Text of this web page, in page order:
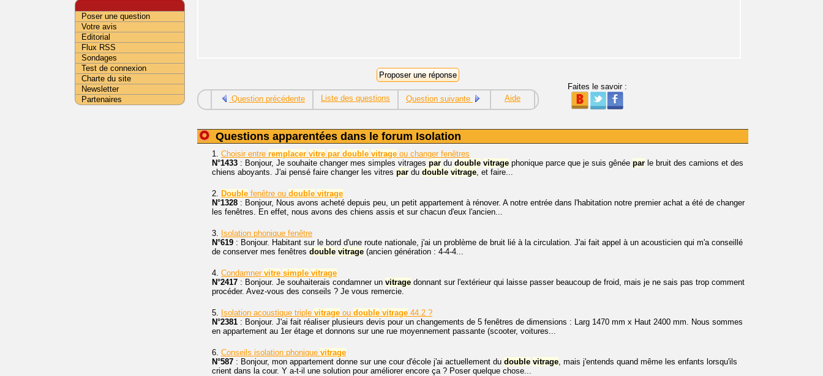
Question précédente Liste des questions Question suivante Aide
Faites le savoir :
Questions apparentées dans le forum Isolation
1. Choisir entre remplacer vitre par double vitrage ou changer fenêtres
N°1433 : Bonjour, Je souhaite changer mes simples vitrages par du double vitrage phonique parce que je suis gênée par le bruit des camions et des
chiens aboyants. J'ai pensé faire changer les vitres par du double vitrage, et faire...
2. Double fenêtre ou double vitrage
N°1328 : Bonjour, Nous avons acheté depuis peu, un petit appartement à rénover. A notre entrée dans l'habitation notre premier achat a été de changer
les fenêtres. En effet, nous avons des chiens assis et sur chacun d'eux l'ancien...
3. Isolation phonique fenêtre
N°619 : Bonjour. Habitant sur le bord d'une route nationale, j'ai un problème de bruit lié à la circulation. J'ai fait appel à un acousticien qui m'a conseillé
de conserver mes fenêtres double vitrage (ancien génération : 4-4-4...
4. Condamner vitre simple vitrage
N°2417 : Bonjour. Je souhaiterais condamner un vitrage donnant sur l'extérieur qui laisse passer beaucoup de froid, mais je ne sais pas trop comment
procéder. Avez-vous des conseils ? Je vous remercie.
5. Isolation acoustique triple vitrage ou double vitrage 44.2 ?
N°2381 : Bonjour. J'ai fait réaliser plusieurs devis pour un changements de 5 fenêtres de dimensions : Larg 1470 mm x Haut 2400 mm. Nous sommes
en appartement au 1er étage et donnons sur une rue moyennement passante (scooter, voitures...
6. Conseils isolation phonique vitrage
N°587 : Bonjour, mon appartement donne sur une cour d'école j'ai actuellement du double vitrage, mais j'entends quand même les enfants lorsqu'ils
crient dans la cour. Y a-t-il une solution pour améliorer encore ça ? Poser quelque chose...
Poser une question
Votre avis
Editorial
Flux RSS
Sondages
Test de connexion
Charte du site
Newsletter
Partenaires